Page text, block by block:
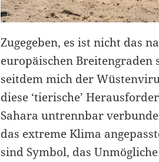
Zugegeben, es ist nicht das
europäischen Breitengraden
seitdem mich der
diese ‘tierische’
Sahara untrennbar
das extreme Klima
sind Symbol, das